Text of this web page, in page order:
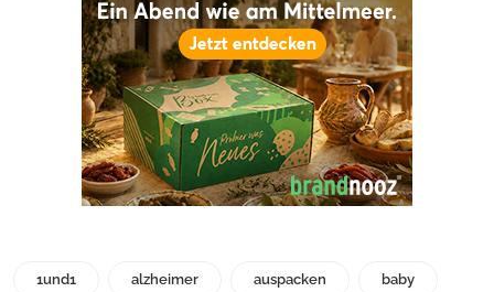
1und1 alzheimer auspacken baby